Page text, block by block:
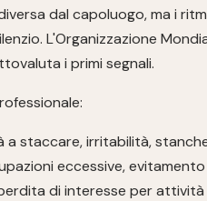
dal capoluogo, ma i
L'Organizzazione
i primi segnali.
a staccare, irritabilità,
eccessive,
di interesse per attività